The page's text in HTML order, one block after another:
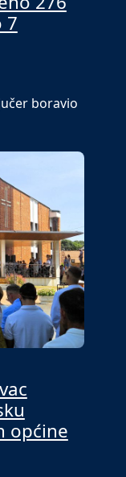
7
boravio
općine